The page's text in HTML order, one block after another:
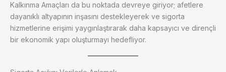
Kalkınma Amaçları da bu noktada devreye giriyor; afetlere
dayanıklı altyapının inşasını destekleyerek ve sigorta
hizmetlerine erişimi yaygınlaştırarak daha kapsayıcı ve dirençli
bir ekonomik yapı oluşturmayı hedefliyor.